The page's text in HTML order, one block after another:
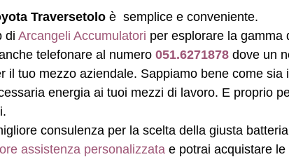
Traversetolo è semplice e conveniente.
di Arcangeli Accumulatori per esplorare la gamma
telefonare al numero 051.6271878 dove un
il tuo mezzo aziendale. Sappiamo bene come
energia ai tuoi mezzi di lavoro. E proprio
consulenza per la scelta della giusta
assistenza personalizzata e potrai acquistare